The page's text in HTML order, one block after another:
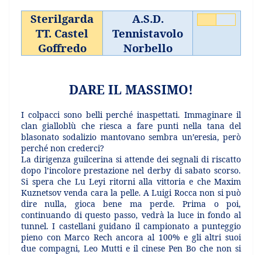
Sterilgarda
TT. Castel
Goffredo
A.S.D.
Tennistavolo
Norbello
DARE IL MASSIMO!
I colpacci sono belli perché inaspettati. Immaginare il
clan gialloblù che riesca a fare punti nella tana del
blasonato sodalizio mantovano sembra un’eresia, però
perché non crederci?
La dirigenza guilcerina si attende dei segnali di riscatto
dopo l’incolore prestazione nel derby di sabato scorso.
Si spera che Lu Leyi ritorni alla vittoria e che Maxim
Kuznetsov venda cara la pelle. A Luigi Rocca non si può
dire nulla, gioca bene ma perde. Prima o poi,
continuando di questo passo, vedrà la luce in fondo al
tunnel. I castellani guidano il campionato a punteggio
pieno con Marco Rech ancora al 100% e gli altri suoi
due compagni, Leo Mutti e il cinese Pen Bo che non si